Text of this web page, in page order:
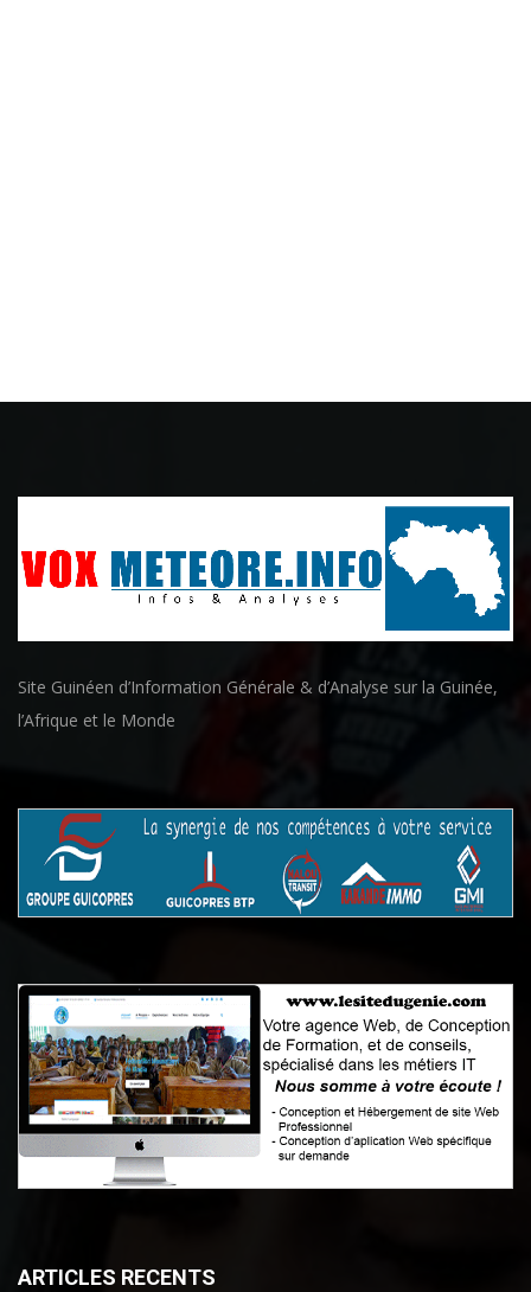
Site Guinéen d’Information Générale & d’Analyse sur la Guinée,
l’Afrique et le Monde
ARTICLES RECENTS